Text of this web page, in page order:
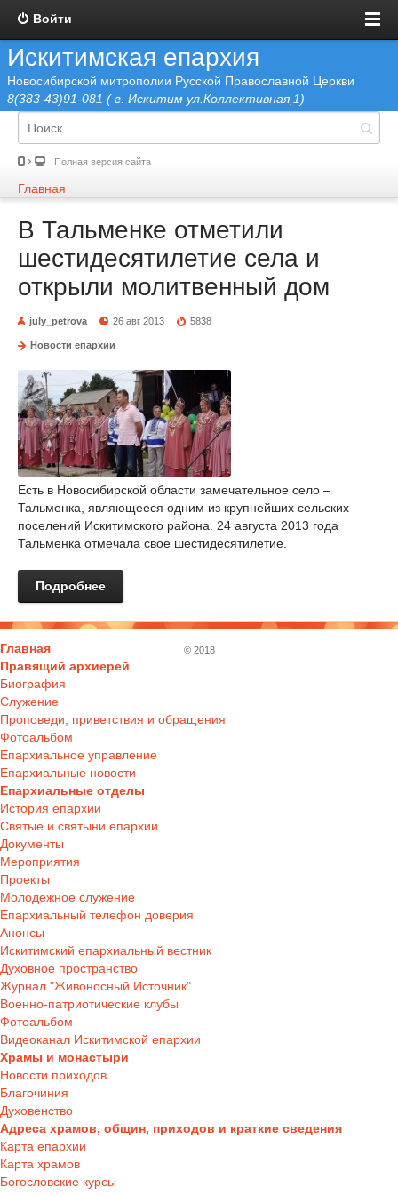
Войти
Искитимская епархия
Новосибирской митрополии Русской Православной Церкви
8(383-43)91-081 ( г. Искитим ул.Коллективная,1)
Полная версия сайта
Главная
В Тальменке отметили
шестидесятилетие села и
открыли молитвенный дом
july_petrova 26 авг 2013 5838
Новости епархии
Есть в Новосибирской области замечательное село –
Тальменка, являющееся одним из крупнейших сельских
поселений Искитимского района. 24 августа 2013 года
Тальменка отмечала свое шестидесятилетие.
Подробнее
Главная
Правящий архиерей
Биография
Служение
Проповеди, приветствия и обращения
Фотоальбом
Епархиальное управление
Епархиальные новости
Епархиальные отделы
История епархии
Святые и святыни епархии
Документы
Мероприятия
Проекты
Молодежное служение
Епархиальный телефон доверия
Анонсы
Искитимский епархиальный вестник
Духовное пространство
Журнал "Живоносный Источник"
Военно-патриотические клубы
Фотоальбом
Видеоканал Искитимской епархии
Храмы и монастыри
Новости приходов
Благочиния
Духовенство
Адреса храмов, общин, приходов и краткие сведения
Карта епархии
Карта храмов
Богословские курсы
© 2018